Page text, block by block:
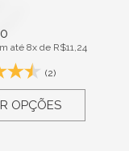
até 8x de R$11,24
(2)
OPÇÕES